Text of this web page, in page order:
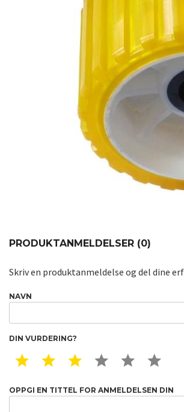
PRODUKTANMELDELSER (0)
Skriv en produktanmeldelse og del dine
NAVN
DIN VURDERING?
1 STAR2 STAR3 STAR4 STAR5 STAR
OPPGI EN TITTEL FOR ANMELDELSEN DIN